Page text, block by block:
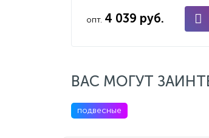
опт. 4 039 руб.
ВАС МОГУТ
подвесные